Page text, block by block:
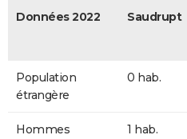
Données 2022 Saudrupt
Population
étrangère
0 hab.
Hommes
1 hab.